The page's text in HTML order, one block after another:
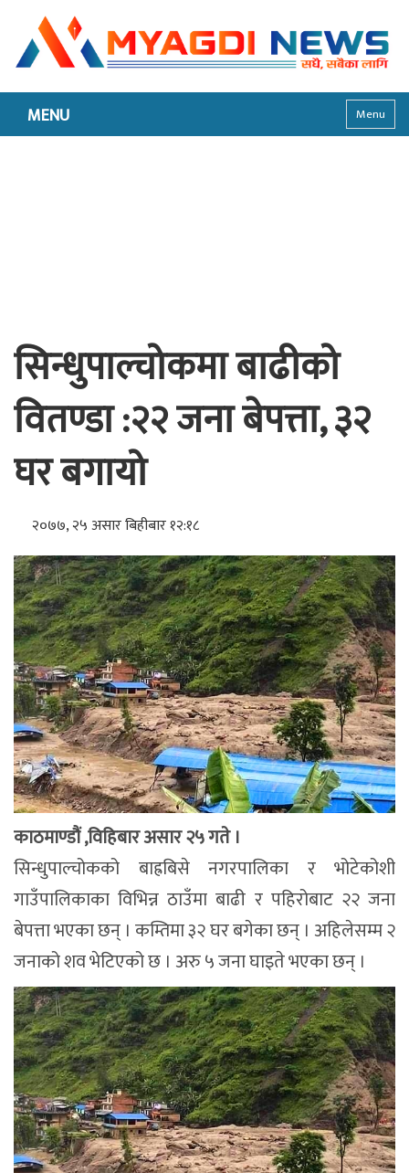
MENU Menu
सिन्धुपाल्चोकमा बाढीको
वितण्डा :२२ जना बेपत्ता, ३२
घर बगायो
२०७७, २५ असार बिहीबार १२:१८
काठमाण्डौं ,विहिबार असार २५ गते ।
सिन्धुपाल्चोकको बाह्रबिसे नगरपालिका र भोटेकोशी
गाउँपालिकाका विभिन्न ठाउँमा बाढी र पहिरोबाट २२ जना
बेपत्ता भएका छन् । कम्तिमा ३२ घर बगेका छन् । अहिलेसम्म २
जनाको शव भेटिएको छ । अरु ५ जना घाइते भएका छन् ।